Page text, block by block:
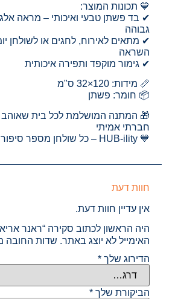
💙 תכונות המוצר:
✔ בד פשתן טבעי ואיכותי – מראה
גבוהה
✔ מתאים לאירוח, לחגים או לשולחן
השראה
✔ גימור מוקפד ותפירה איכותית
📏 מידות: 120×32 ס"מ
📦 חומר: פשתן
🎁 המתנה המושלמת לכל בית שאוהב
חברתי אמיתי
💙 HUB-ility – כל שולחן מספר סיפור אחר.
חוות דעת
אין עדיין חוות דעת.
היה הראשון לכתוב סקירה “ראנר אריאל
האימייל לא יוצג באתר. שדות החובה
הדירוג שלך*
הביקורת שלך*